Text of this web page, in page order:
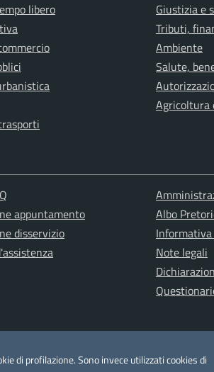
libero
Giustizia e
Tributi,
Ambiente
Salute,
Agricoltura
appuntamento
disservizio
Albo
Note legali
di profilazione. Sono invece utilizzati cookies di